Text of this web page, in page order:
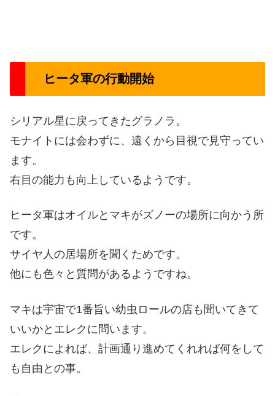
ヒータ軍の行動開始
シリアル星に戻ってきたグラノラ。
モナイトには会わずに、遠くから目視で見守ってい
ます。
右目の能力も向上しているようです。
ヒータ軍はオイルとマキがズノーの場所に向かう所
です。
サイヤ人の居場所を聞くためです。
他にも色々と質問があるようですね。
マキは宇宙で1番旨い幼虫ロールの店も聞いてきて
いいかとエレクに問います。
エレクによれば、計画通り進めてくれれば何をして
も自由との事。